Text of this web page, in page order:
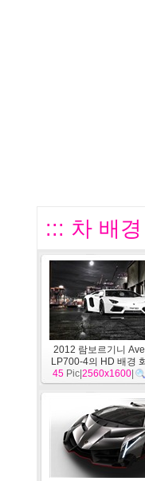
::: 차 배
2012 람보르기니
LP700-4의 HD 배경
45 Pic| 2560x1600